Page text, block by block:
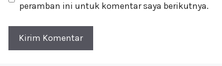
peramban ini untuk komentar saya berikutnya.